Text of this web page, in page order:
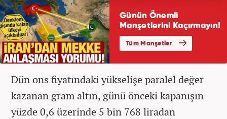
Dün ons fiyatındaki yükselişe paralel değer
kazanan gram altın, günü önceki kapanışın
yüzde 0,6 üzerinde 5 bin 768 liradan